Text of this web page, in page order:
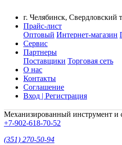
г. Челябинск, Свердловский
Прайс-лист
Оптовый Интернет-магазин
Сервис
Партнеры
Поставщики Торговая сеть
О нас
Контакты
Соглашение
Вход | Регистрация
Механизированный инструмент и
+7-902-618-70-52
(351) 270-50-94